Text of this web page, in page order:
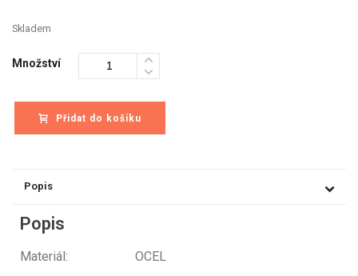
Skladem
Množství
Přidat do košíku
Popis
Popis
Materiál: OCEL